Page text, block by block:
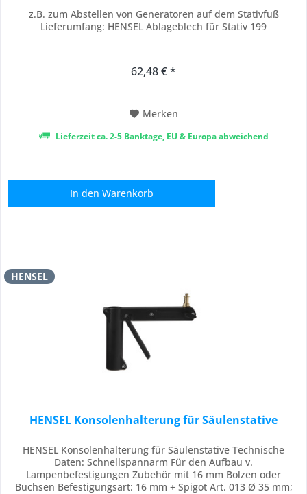
z.B. zum Abstellen von Generatoren auf dem Stativfuß
Lieferumfang: HENSEL Ablageblech für Stativ 199
62,48 € *
Merken
Lieferzeit ca. 2-5 Banktage, EU & Europa abweichend
In den Warenkorb
HENSEL
HENSEL Konsolenhalterung für Säulenstative
HENSEL Konsolenhalterung für Säulenstative Technische
Daten: Schnellspannarm Für den Aufbau v.
Lampenbefestigungen Zubehör mit 16 mm Bolzen oder
Buchsen Befestigungsart: 16 mm + Spigot Art. 013 Ø 35 mm;